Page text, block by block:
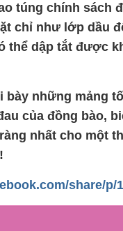
túng chính sách
chỉ như lớp dầu
thể dập tắt được
bày những mảng
của đồng bào,
nhất cho một
share/p/